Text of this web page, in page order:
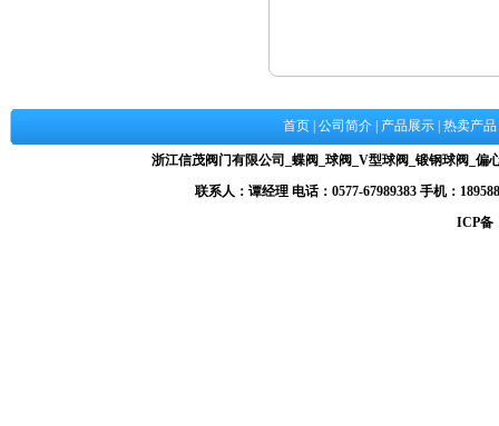
首页 公司简介 产品展示 热卖产品
浙江信茂阀门有限公司_蝶阀_球阀_V型球阀_锻钢球阀_
联系人：谭经理 电话：0577-67989383 手机：
ICP备